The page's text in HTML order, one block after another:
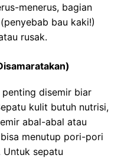
menerus, bagian
bau kaki!)
rusak.
penting disemir biar
kulit butuh nutrisi,
abal-abal atau
menutup pori-pori
sepatu